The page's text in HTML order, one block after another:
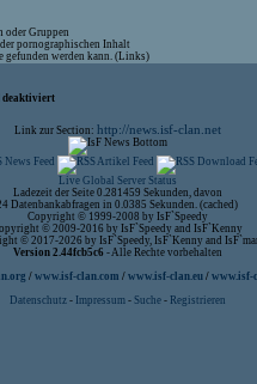
oder Gruppen
pornographischen Inhalt
gefunden werden kann. (Links)
deaktiviert
Link zur Section: http://news.isf-clan.net
Live Global Server Status
Ladezeit der Seite 0.281459 Sekunden, davon
Datenbankabfragen in 0.0385 Sekunden. (cached)
Copyright © 1999-2008 by IsF`Speedy
© 2009-2016 by IsF`Speedy and IsF`Kenny
© 2017-2026 by IsF`Speedy, IsF`Kenny and
Version 2.44fcb5c6 - Alle Rechte vorbehalten
/ www.isf-clan.com / www.isf-clan.eu/ www.isf-
Datenschutz - Impressum- Suche- Registrieren